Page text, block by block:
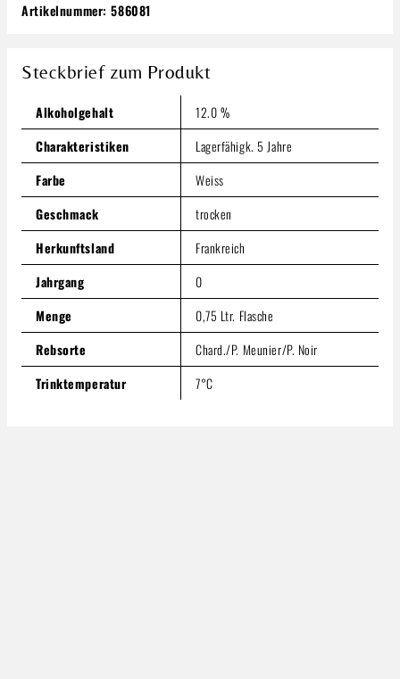
Gosset Champagner Cuvée | Zero Dosage
52,90 €
(70,53 € / 1 Liter)
Preise inkl. MwSt. zzgl. Versandkosten
Produkt Anzahl: Gib den gewünschten Wert ein oder
In den Warenkorb
Artikelnummer:586081
Steckbrief zum Produkt
Alkoholgehalt
12.0 %
Charakteristiken
Lagerfähigk. 5 Jahre
Farbe
Weiss
Geschmack
trocken
Herkunftsland
Frankreich
Jahrgang
0
Menge
0,75 Ltr. Flasche
Rebsorte
Chard./P. Meunier/P. Noir
Trinktemperatur
7°C